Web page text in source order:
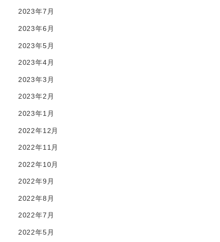
2023年7月
2023年6月
2023年5月
2023年4月
2023年3月
2023年2月
2023年1月
2022年12月
2022年11月
2022年10月
2022年9月
2022年8月
2022年7月
2022年5月